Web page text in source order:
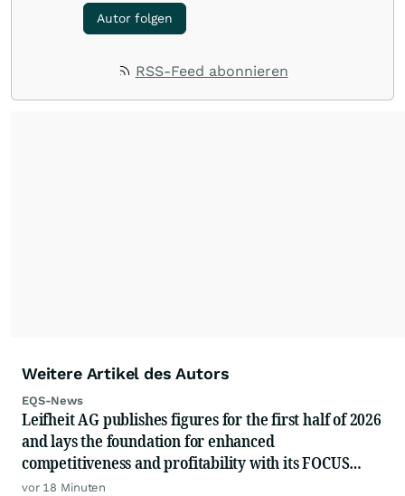
Autor folgen
RSS-Feed abonnieren
Weitere Artikel des Autors
EQS-News
Leifheit AG publishes figures for the first half of 2026
and lays the foundation for enhanced
competitiveness and profitability with its FOCUS
performance program
vor 18 Minuten